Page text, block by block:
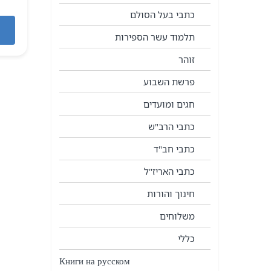
כתבי בעל הסולם
תלמוד עשר הספירות
זוהר
פרשת השבוע
חגים ומועדים
כתבי הרב"ש
כתבי חב"ד
כתבי האריז"ל
חינוך והורות
משלוחים
כללי
Книги на русском